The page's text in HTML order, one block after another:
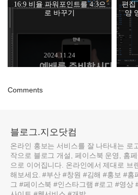
16:9 비율 파워포인트를 4:3으
로 바꾸기
2024.11.24
편집
양
Comments
블로그.지오닷컴
온라인 홍보는 서비스를 잘 나타내는 로
작으로 블로그 개설, 페이스북 운영, 홈
으로 이어집니다. 온라인에서 제대로 브
해보세요. #부산 #창원 #김해 #홍보 #홈
그 #페이스북 #인스타그램 #로고 #영상